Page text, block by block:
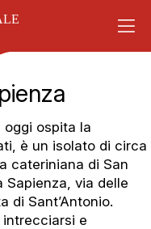
oggi ospita la
è un isolato di circa
cateriniana di San
Sapienza, via delle
di Sant’Antonio.
e